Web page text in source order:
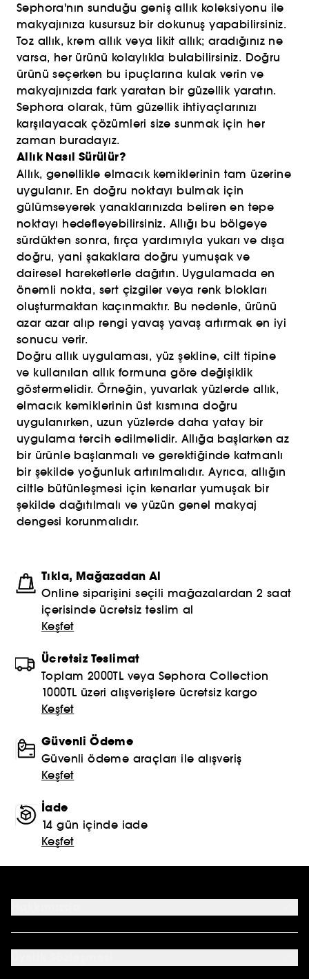
Sephora'nın sunduğu geniş allık koleksiyonu ile
makyajınıza kusursuz bir dokunuş yapabilirsiniz.
Toz allık, krem allık veya likit allık; aradığınız ne
varsa, her ürünü kolaylıkla bulabilirsiniz. Doğru
ürünü seçerken bu ipuçlarına kulak verin ve
makyajınızda fark yaratan bir güzellik yaratın.
Sephora olarak, tüm güzellik ihtiyaçlarınızı
karşılayacak çözümleri size sunmak için her
zaman buradayız.
Allık Nasıl Sürülür?
Allık, genellikle elmacık kemiklerinin tam üzerine
uygulanır. En doğru noktayı bulmak için
gülümseyerek yanaklarınızda beliren en tepe
noktayı hedefleyebilirsiniz. Allığı bu bölgeye
sürdükten sonra, fırça yardımıyla yukarı ve dışa
doğru, yani şakaklara doğru yumuşak ve
dairesel hareketlerle dağıtın. Uygulamada en
önemli nokta, sert çizgiler veya renk blokları
oluşturmaktan kaçınmaktır. Bu nedenle, ürünü
azar azar alıp rengi yavaş yavaş artırmak en iyi
sonucu verir.
Doğru allık uygulaması, yüz şekline, cilt tipine
ve kullanılan allık formuna göre değişiklik
göstermelidir. Örneğin, yuvarlak yüzlerde allık,
elmacık kemiklerinin üst kısmına doğru
uygulanırken, uzun yüzlerde daha yatay bir
uygulama tercih edilmelidir. Allığa başlarken az
bir ürünle başlanmalı ve gerektiğinde katmanlı
bir şekilde yoğunluk artırılmalıdır. Ayrıca, allığın
ciltle bütünleşmesi için kenarlar yumuşak bir
şekilde dağıtılmalı ve yüzün genel makyaj
dengesi korunmalıdır.
Tıkla, Mağazadan Al
Online siparişini seçili mağazalardan 2 saat
içerisinde ücretsiz teslim al
Keşfet
Ücretsiz Teslimat
Toplam 2000TL veya Sephora Collection
1000TL üzeri alışverişlere ücretsiz kargo
Keşfet
Güvenli Ödeme
Güvenli ödeme araçları ile alışveriş
Keşfet
İade
14 gün içinde iade
Keşfet
Mağazalar
Profil Bilgilerim